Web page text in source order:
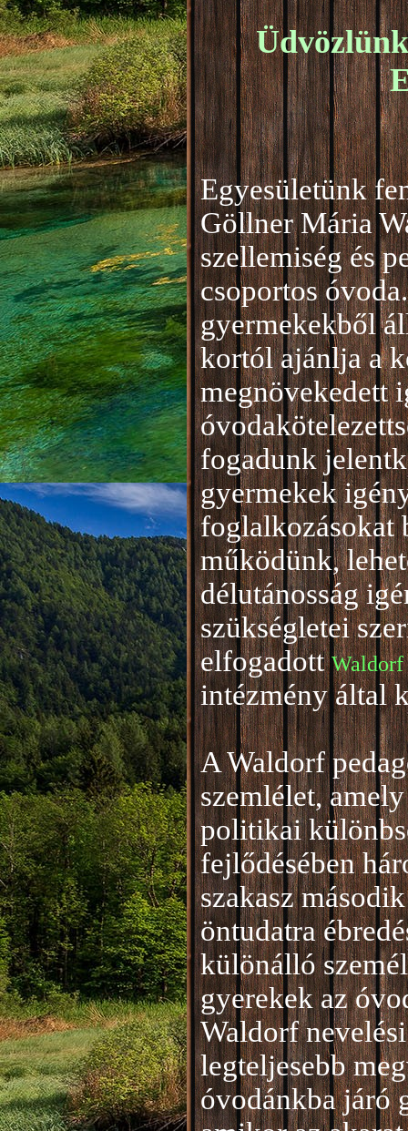
Egyesületünk
Göllner Mária
szellemiség és
csoportos
gyermekekből
kortól ajánlja a
megnövekedett
fogadunk
gyermekek
foglalkozásokat
működünk,
délutánosság
szükségletei
elfogadott Waldorf
intézmény által
A Waldorf
szemlélet,
politikai
fejlődésében
szakasz
öntudatra
különálló
gyerekek az
Waldorf
legteljesebb
óvodánkba járó